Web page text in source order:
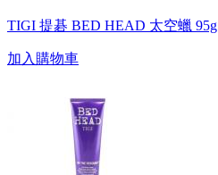
TIGI 提碁 BED HEAD 太空蠟 95g
加入購物車